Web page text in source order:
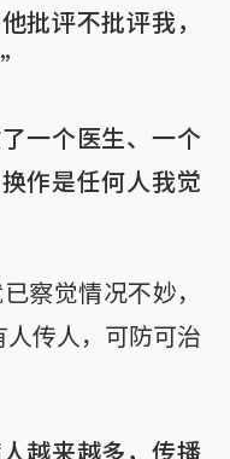
批评不批评我，
一个医生、一个
作是任何人我觉
察觉情况不妙，
传人，可防可治
越来越多，传播